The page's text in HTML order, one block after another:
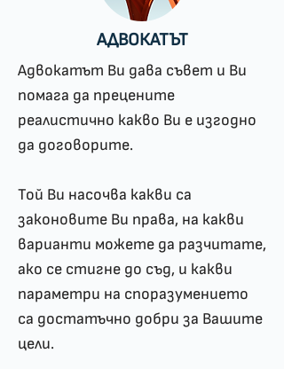
АДВОКАТЪТ
Адвокатът Ви дава съвет и Ви
помага да прецените
реалистично какво Ви е изгодно
да договорите.
Той Ви насочва какви са
законовите Ви права, на какви
варианти можете да разчитате,
ако се стигне до съд, и какви
параметри на споразумението
са достатъчно добри за Вашите
цели.